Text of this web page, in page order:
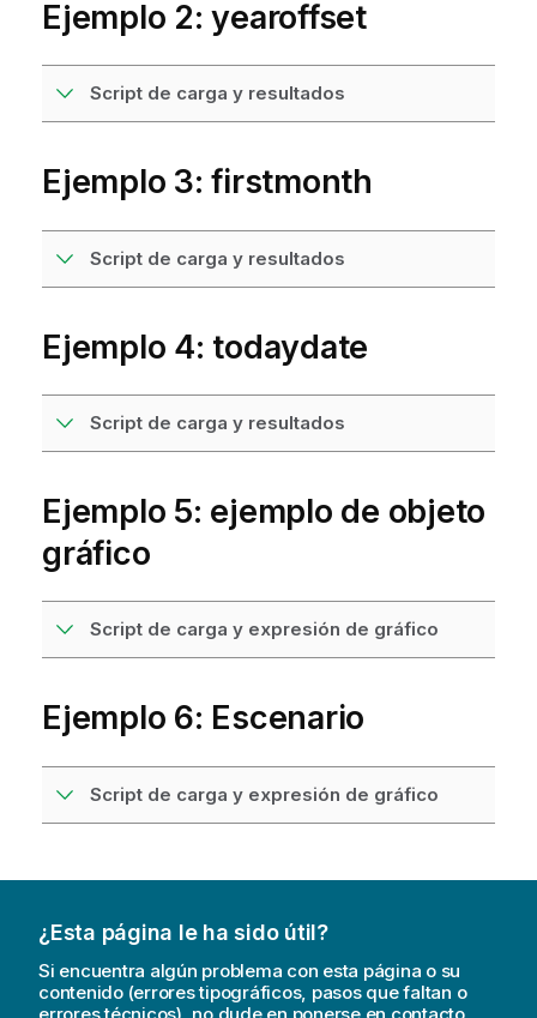
Ejemplo 2: yearoffset
Script de carga y resultados
Ejemplo 3: firstmonth
Script de carga y resultados
Ejemplo 4: todaydate
Script de carga y resultados
Ejemplo 5: ejemplo de objeto
gráfico
Script de carga y expresión de gráfico
Ejemplo 6: Escenario
Script de carga y expresión de gráfico
¿Esta página le ha sido útil?
Si encuentra algún problema con esta página o su
contenido (errores tipográficos, pasos que faltan o